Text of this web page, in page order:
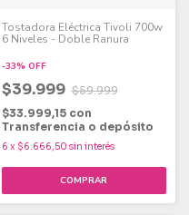
Tostadora Eléctrica Tivoli 700w
6 Niveles - Doble Ranura
-33% OFF
$39.999 $59.999
$33.999,15 con
Transferencia o depósito
6 x $6.666,50 sin interés